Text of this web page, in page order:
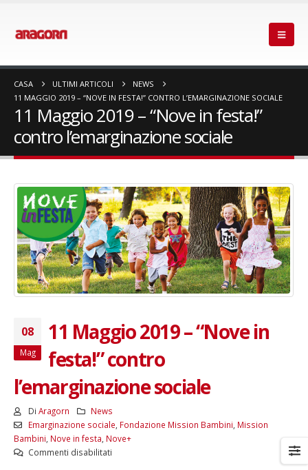
CASA ULTIMI ARTICOLI
NEWS
11 MAGGIO 2019 – “NOVE IN FESTA!” CONTRO L’EMARGINAZIONE SOCIALE
11 Maggio 2019 – “Nove in festa!”
contro l’emarginazione sociale
08
Mag
11 Maggio 2019 – “Nove in
festa!” contro
l’emarginazione sociale
Di Aragorn
News
Emarginazione sociale Fondazione Mission Bambini Mission
Bambini Nove in festa Nove+
Commenti disabilitatisu